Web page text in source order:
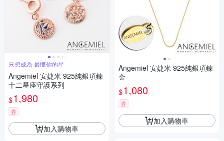
只想成為 最懂你的星
Angemiel 安婕米 925純銀項鍊
十二星座守護系列
$1,980
券
加入購物車
Angemiel 安婕米 925純銀項鍊
金
$1,080
券
加入購物車